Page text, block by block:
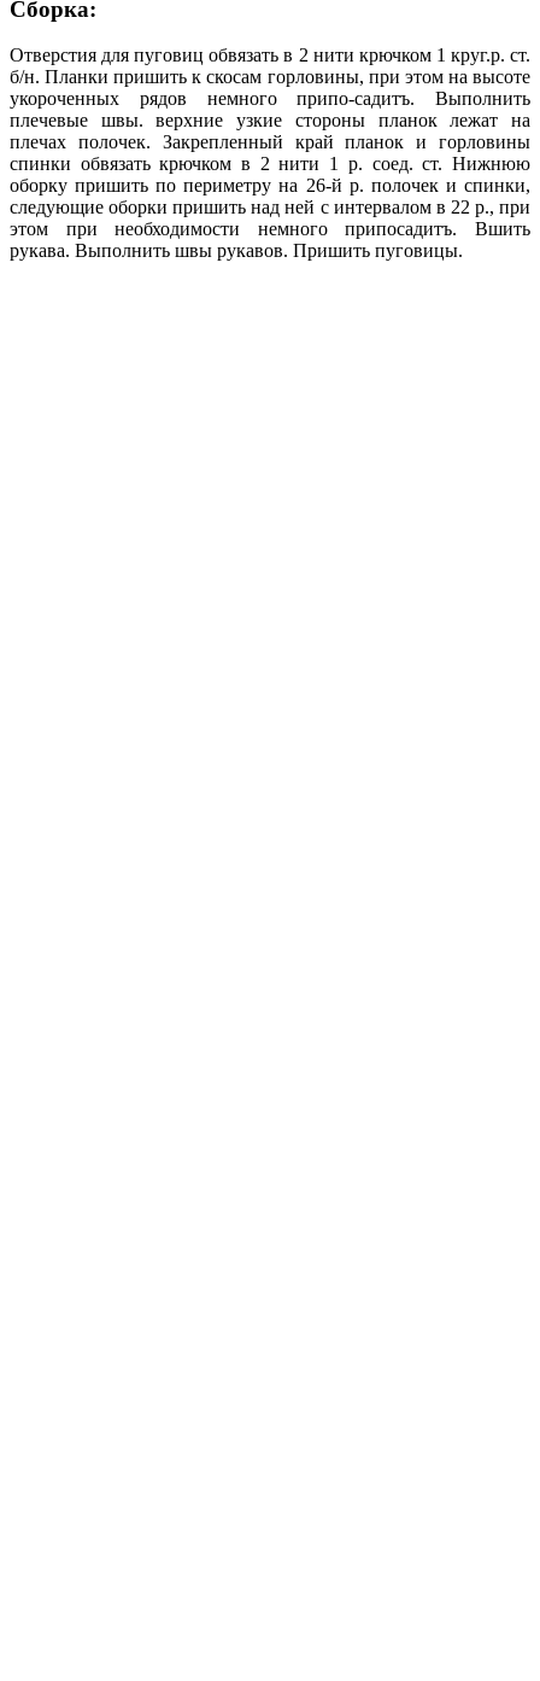
Сборка:
Отверстия для пуговиц обвязать в 2 нити крючком 1 круг.р. ст.
б/н. Планки пришить к скосам горловины, при этом на высоте
укороченных рядов немного припо-садитъ. Выполнить
плечевые швы. верхние узкие стороны планок лежат на
плечах полочек. Закрепленный край планок и горловины
спинки обвязать крючком в 2 нити 1 р. соед. ст. Нижнюю
оборку пришить по периметру на 26-й р. полочек и спинки,
следующие оборки пришить над ней с интервалом в 22 р., при
этом при необходимости немного припосадитъ. Вшить
рукава. Выполнить швы рукавов. Пришить пуговицы.